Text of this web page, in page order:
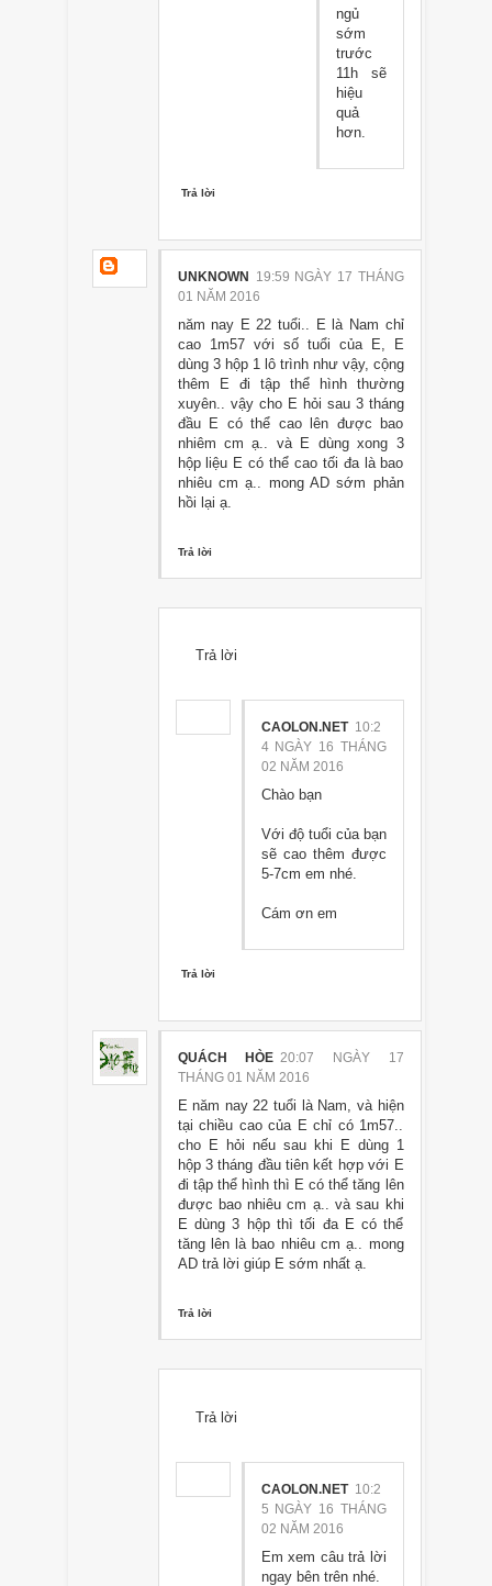
ngủ
sớm
trước
11h sẽ
hiệu
quả
hơn.
Trả lời
UNKNOWN 19:59 NGÀY 17 THÁNG
01 NĂM 2016
năm nay E 22 tuổi.. E là Nam chỉ
cao 1m57 với số tuổi của E, E
dùng 3 hộp 1 lô trình như vậy, cộng
thêm E đi tập thể hình thường
xuyên.. vậy cho E hỏi sau 3 tháng
đầu E có thể cao lên được bao
nhiêm cm ạ.. và E dùng xong 3
hộp liệu E có thể cao tối đa là bao
nhiêu cm ạ.. mong AD sớm phản
hồi lại ạ.
Trả lời
Trả lời
CAOLON.NET 10:2
4 NGÀY 16 THÁNG
02 NĂM 2016
Chào bạn
Với độ tuổi của bạn
sẽ cao thêm được
5-7cm em nhé.
Cám ơn em
Trả lời
QUÁCH HÒE 20:07 NGÀY 17
THÁNG 01 NĂM 2016
E năm nay 22 tuổi là Nam, và hiện
tại chiều cao của E chỉ có 1m57..
cho E hỏi nếu sau khi E dùng 1
hộp 3 tháng đầu tiên kết hợp với E
đi tập thể hình thì E có thể tăng lên
được bao nhiêu cm ạ.. và sau khi
E dùng 3 hộp thì tối đa E có thể
tăng lên là bao nhiêu cm ạ.. mong
AD trả lời giúp E sớm nhất ạ.
Trả lời
Trả lời
CAOLON.NET 10:2
5 NGÀY 16 THÁNG
02 NĂM 2016
Em xem câu trả lời
ngay bên trên nhé.